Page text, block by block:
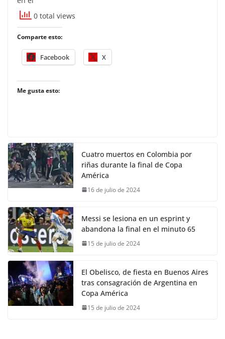
0 total views
Comparte esto:
Facebook X
Me gusta esto:
Cuatro muertos en Colombia por
riñas durante la final de Copa
América
16 de julio de 2024
Messi se lesiona en un esprint y
abandona la final en el minuto 65
15 de julio de 2024
El Obelisco, de fiesta en Buenos Aires
tras consagración de Argentina en
Copa América
15 de julio de 2024